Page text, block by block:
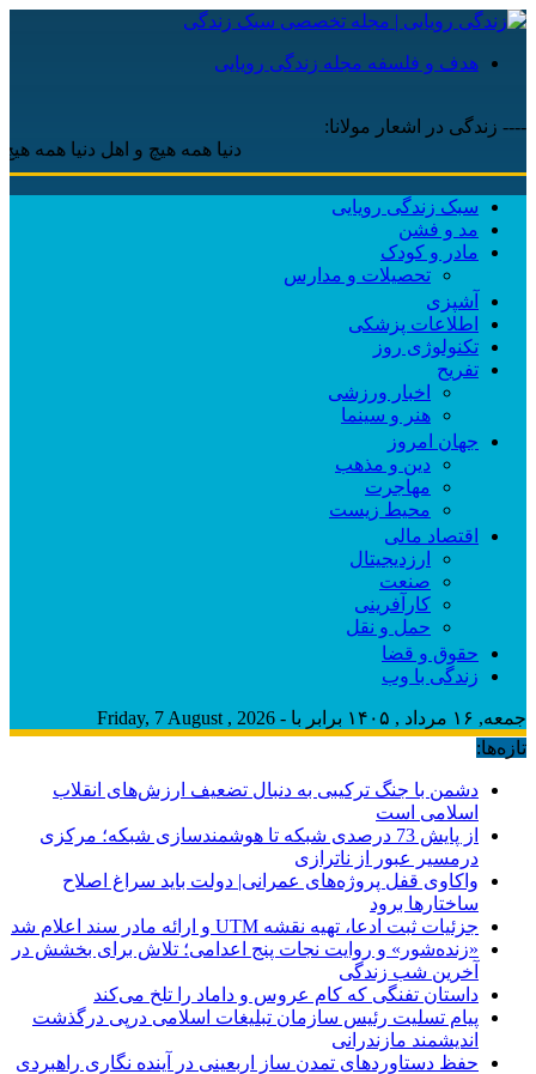
هدف و فلسفه مجله زندگی رویایی
---- زندگی در اشعار مولانا:
دنیا همه هیچ و اهل دنیا همه هیچ
سبک زندگی رویایی
مد و فشن
مادر و کودک
تحصیلات و مدارس
آشپزی
اطلاعات پزشکی
تکنولوژی روز
تفریح
اخبار ورزشی
هنر و سینما
جهان امروز
دین و مذهب
مهاجرت
محیط زیست
اقتصاد مالی
ارزدیجیتال
صنعت
کارآفرینی
حمل و نقل
حقوق و قضا
زندگی با وب
جمعه, ۱۶ مرداد , ۱۴۰۵ برابر با - Friday, 7 August , 2026
تازه‌ها:
دشمن با جنگ ترکیبی به دنبال تضعیف ارزش‌های انقلاب
اسلامی است
از پایش 73 درصدی شبکه تا هوشمندسازی شبکه؛ مرکزی
درمسیر عبور از ناترازی
واکاوی قفل پروژه‌های عمرانی| دولت باید سراغ اصلاح
ساختارها برود
جزئیات ثبت ادعا، تهیه نقشه UTM و ارائه مادر سند اعلام شد
«زنده‌شور» و روایت نجات پنج اعدامی؛ تلاش برای بخشش در
آخرین شب زندگی
داستان تفنگی که کام عروس و داماد را تلخ می‌کند
پیام تسلیت رئیس سازمان تبلیغات اسلامی درپی درگذشت
اندیشمند مازندرانی
حفظ دستاوردهای تمدن ساز اربعینی در آینده نگاری راهبردی